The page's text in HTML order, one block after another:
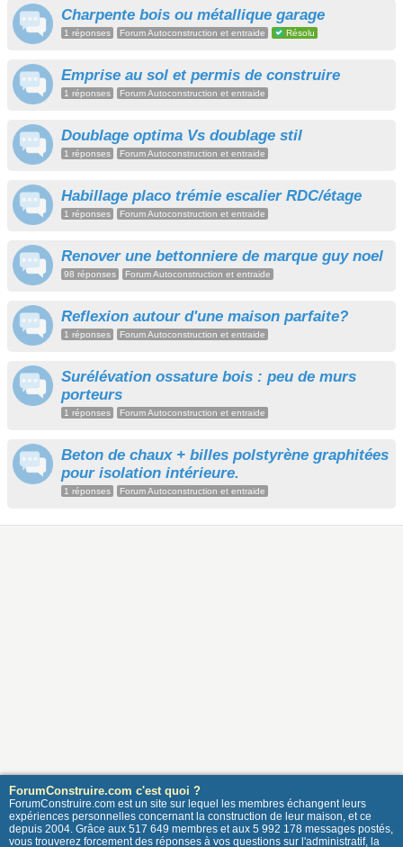
Charpente bois ou métallique garage
1 réponses Forum Autoconstruction et entraide Résolu
Emprise au sol et permis de construire
1 réponses Forum Autoconstruction et entraide
Doublage optima Vs doublage stil
1 réponses Forum Autoconstruction et entraide
Habillage placo trémie escalier RDC/étage
1 réponses Forum Autoconstruction et entraide
Renover une bettonniere de marque guy noel
98 réponses Forum Autoconstruction et entraide
Reflexion autour d'une maison parfaite?
1 réponses Forum Autoconstruction et entraide
Surélévation ossature bois : peu de murs
porteurs
1 réponses Forum Autoconstruction et entraide
Beton de chaux + billes polstyrène graphitées
pour isolation intérieure.
1 réponses Forum Autoconstruction et entraide
ForumConstruire.com c'est quoi ?
ForumConstruire.com est un site sur lequel les membres échangent leurs
expériences personnelles concernant la construction de leur maison, et ce
depuis 2004. Grâce aux 517 649 membres et aux 5 992 178 messages postés,
vous trouverez forcement des réponses à vos questions sur l'administratif, la